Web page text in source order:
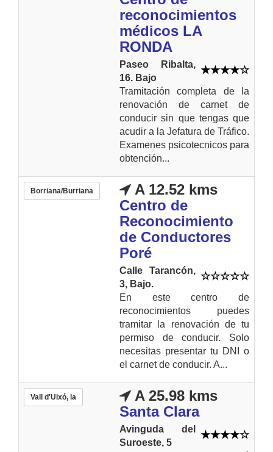
reconocimientos
médicos LA
RONDA
Paseo Ribalta,
16. Bajo
Tramitación completa de la
renovación de carnet de
conducir sin que tengas que
acudir a la Jefatura de Tráfico.
Examenes psicotecnicos para
obtención...
Borriana/Burriana
A 12.52 kms
Centro de
Reconocimiento
de Conductores
Poré
Calle Tarancón,
3, Bajo.
En este centro de
reconocimientos puedes
tramitar la renovación de tu
permiso de conducir. Solo
necesitas presentar tu DNI o
el carnet de conducir. A...
Vall d'Uixó, la
A 25.98 kms
Santa Clara
Avinguda del
Suroeste, 5